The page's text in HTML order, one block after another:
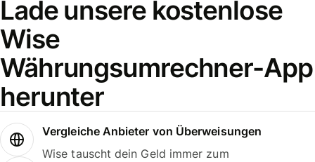
Lade unsere kostenlose
Wise
Währungsumrechner-App
herunter
Vergleiche Anbieter von Überweisungen
Wise tauscht dein Geld immer zum